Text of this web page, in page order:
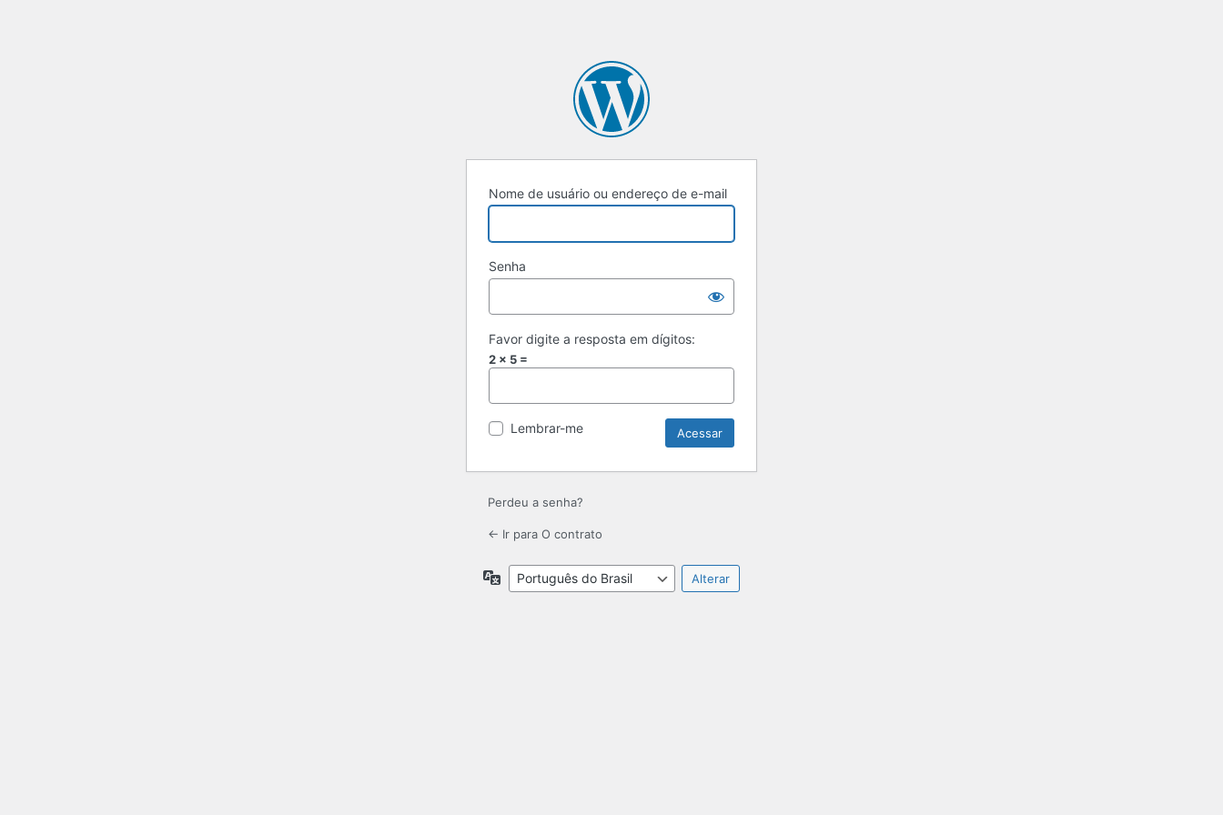
Nome de usuário ou endereço de e-mail
Senha
Favor digite a resposta em dígitos:
2 × 5 =
Lembrar-me
Perdeu a senha?
← Ir para O contrato
Idioma